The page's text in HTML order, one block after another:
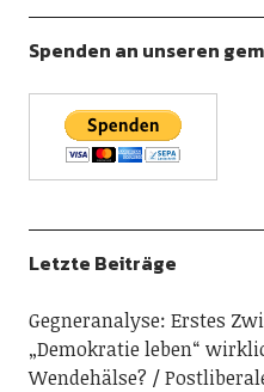
Spenden an unseren
Letzte Beiträge
Gegneranalyse: Erstes
„Demokratie leben“
Wendehälse?